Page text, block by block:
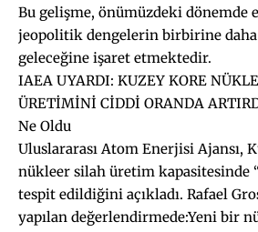
Bu gelişme, önümüzdeki dönemde
jeopolitik dengelerin birbirine daha
geleceğine işaret etmektedir.
IAEA UYARDI: KUZEY KORE
ÜRETİMİNİ CİDDİ ORANDA
Ne Oldu
Uluslararası Atom Enerjisi Ajansı,
nükleer silah üretim kapasitesinde
tespit edildiğini açıkladı. Rafael
yapılan değerlendirmede:Yeni bir